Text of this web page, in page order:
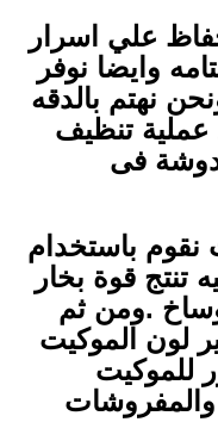
علي اسرار
وايضا نوفر
نهتم بالدقه
تنظيف
فى
باستخدام
تنتج قوة بخار
.ومن ثم
لون الموكيت
للموكيت